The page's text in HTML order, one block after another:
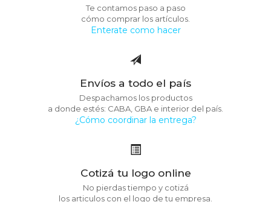
Te contamos paso a paso
cómo comprar los artículos.
Enterate como hacer
Envíos a todo el país
Despachamos los productos
a donde estés: CABA, GBA e interior del país.
¿Cómo coordinar la entrega?
Cotizá tu logo online
No pierdas tiempo y cotizá
los articulos con el logo de tu empresa.